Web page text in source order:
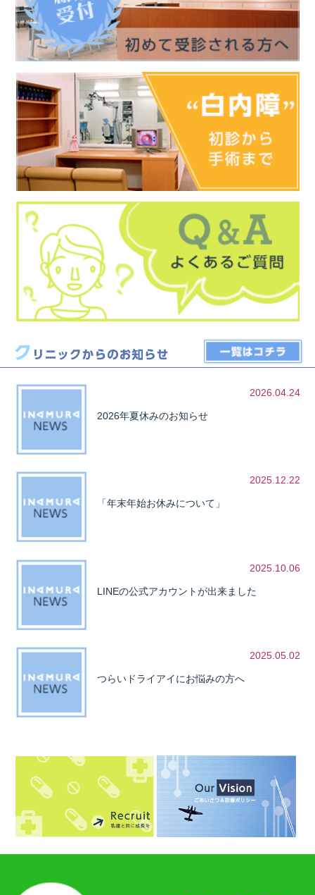
2026.04.24
2026年夏休みのお知らせ
2025.12.22
「年末年始お休みについて」
2025.10.06
LINEの公式アカウントが出来ました
2025.05.02
つらいドライアイにお悩みの方へ